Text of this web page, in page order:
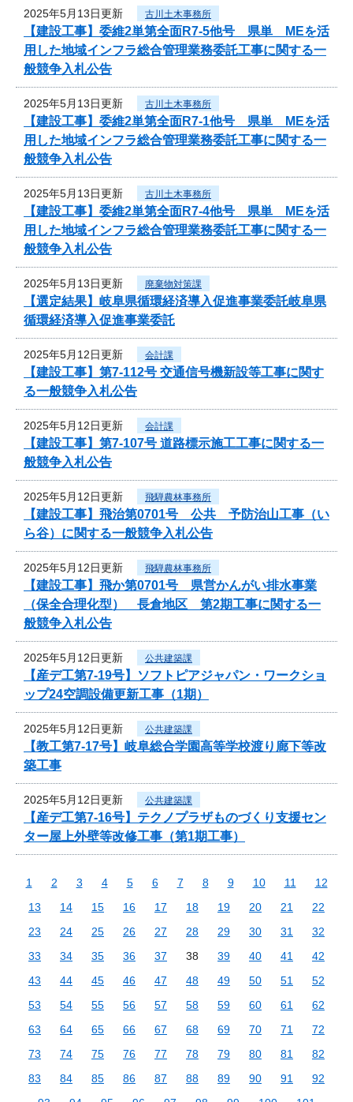
2025年5月13日更新 古川土木事務所
【建設工事】委維2単第全面R7-5他号 県単 MEを活
用した地域インフラ総合管理業務委託工事に関する一
般競争入札公告
2025年5月13日更新 古川土木事務所
【建設工事】委維2単第全面R7-1他号 県単 MEを活
用した地域インフラ総合管理業務委託工事に関する一
般競争入札公告
2025年5月13日更新 古川土木事務所
【建設工事】委維2単第全面R7-4他号 県単 MEを活
用した地域インフラ総合管理業務委託工事に関する一
般競争入札公告
2025年5月13日更新 廃棄物対策課
【選定結果】岐阜県循環経済導入促進事業委託岐阜県
循環経済導入促進事業委託
2025年5月12日更新 会計課
【建設工事】第7-112号 交通信号機新設等工事に関す
る一般競争入札公告
2025年5月12日更新 会計課
【建設工事】第7-107号 道路標示施工工事に関する一
般競争入札公告
2025年5月12日更新 飛騨農林事務所
【建設工事】飛治第0701号 公共 予防治山工事（い
ら谷）に関する一般競争入札公告
2025年5月12日更新 飛騨農林事務所
【建設工事】飛か第0701号 県営かんがい排水事業
（保全合理化型） 長倉地区 第2期工事に関する一
般競争入札公告
2025年5月12日更新 公共建築課
【産デ工第7-19号】ソフトピアジャパン・ワークショ
ップ24空調設備更新工事（1期）
2025年5月12日更新 公共建築課
【教工第7-17号】岐阜総合学園高等学校渡り廊下等改
築工事
2025年5月12日更新 公共建築課
【産デ工第7-16号】テクノプラザものづくり支援セン
ター屋上外壁等改修工事（第1期工事）
1 2 3 4 5 6 7 8 9 10 11
12
13
14 15 16 17 18 19 20 21
22
23
24 25 26 27 28 29 30 31
32
33
34 35 36 37 38 39 40 41
42
43
44 45 46 47 48 49 50 51
52
53
54 55 56 57 58 59 60 61
62
63
64 65 66 67 68 69 70 71
72
73
74 75 76 77 78 79 80 81
82
83
84 85 86 87 88 89 90 91
92